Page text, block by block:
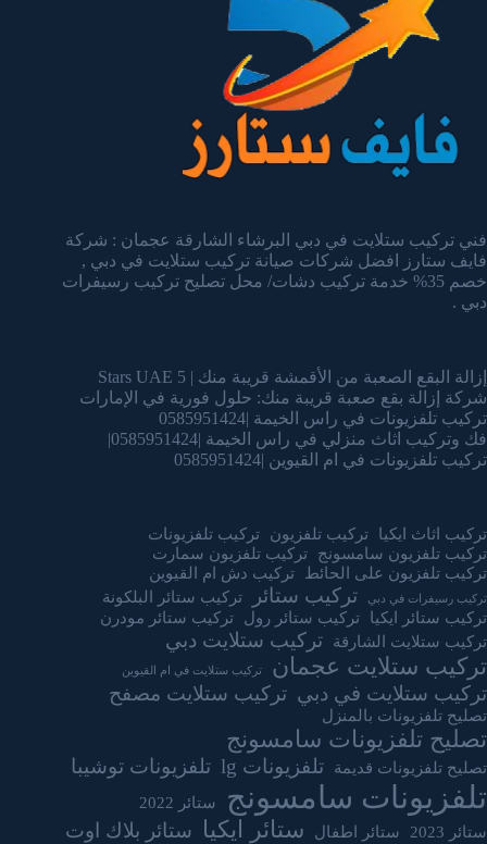
فني تركيب ستلايت في دبي البرشاء الشارقة عجمان : شركة
فايف ستارز افضل شركات صيانة تركيب ستلايت في دبي ,
خصم 35% خدمة تركيب دشات/ محل تصليح تركيب رسيفرات
دبي .
إزالة البقع الصعبة من الأقمشة قريبة منك | 5 Stars UAE
شركة إزالة بقع صعبة قريبة منك: حلول فورية في الإمارات
تركيب تلفزيونات في راس الخيمة |0585951424
فك وتركيب اثاث منزلي في راس الخيمة |0585951424|
تركيب تلفزيونات في ام القيوين |0585951424
تركيب اثاث ايكيا تركيب تلفزيون
تركيب تلفزيونات
تركيب تلفزيون سامسونج
تركيب تلفزيون سمارت
تركيب تلفزيون على الحائط
تركيب دش ام القيوين
تركيب رسيفرات في دبي تركيب ستائر
تركيب ستائر البلكونة
تركيب ستائر ايكيا
تركيب ستائر رول
تركيب ستائر مودرن
تركيب ستلايت الشارقة
تركيب ستلايت دبي
تركيب ستلايت عجمان تركيب ستلايت في ام القيوين
تركيب ستلايت في دبي تركيب ستلايت مصفح
تصليح تلفزيونات بالمنزل
تصليح تلفزيونات سامسونج
تصليح تلفزيونات قديمة تلفزيونات lg تلفزيونات توشيبا
تلفزيونات سامسونج
ستائر 2022
ستائر 2023
ستائر اطفال ستائر ايكيا ستائر بلاك اوت